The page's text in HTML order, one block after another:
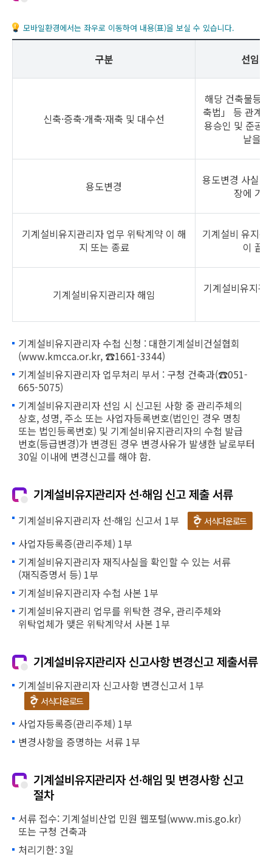
모바일환경에서는 좌우로 이동하여 내용(표)을 보실 수 있습니다.
구분 선임기
신축·증축·개축·재축 및 대수선
해당 건축물등
축법」 등 관계
용승인 및 준공
날을
용도변경
용도변경 사실이
장에 기
기계설비유지관리자 업무 위탁계약 이 해
지 또는 종료
기계설비 유지
이 끝
기계설비유지관리자 해임
기계설비유지관
기계설비유지관리자 수첩 신청 : 대한기계설비건설협회
(www.kmcca.or.kr, ☎1661-3344)
기계설비유지관리자 업무처리 부서 : 구청 건축과(☎051-
665-5075)
기계설비유지관리자 선임 시 신고된 사항 중 관리주체의
상호, 성명, 주소 또는 사업자등록번호(법인인 경우 명칭
또는 법인등록번호) 및 기계설비유지관리자의 수첩 발급
번호(등급변경)가 변경된 경우 변경사유가 발생한 날로부터
30일 이내에 변경신고를 해야 함.
기계설비유지관리자 선·해임 신고 제출 서류
기계설비유지관리자 선·해임 신고서 1부
서식다운로드
사업자등록증(관리주체) 1부
기계설비유지관리자 재직사실을 확인할 수 있는 서류
(재직증명서 등) 1부
기계설비유지관리자 수첩 사본 1부
기계설비유지관리 업무를 위탁한 경우, 관리주체와
위탁업체가 맺은 위탁계약서 사본 1부
기계설비유지관리자 신고사항 변경신고 제출서류
기계설비유지관리자 신고사항 변경신고서 1부
서식다운로드
사업자등록증(관리주체) 1부
변경사항을 증명하는 서류 1부
기계설비유지관리자 선·해임 및 변경사항 신고
절차
서류 접수: 기계설비산업 민원 웹포털(www.mis.go.kr)
또는 구청 건축과
처리기한: 3일